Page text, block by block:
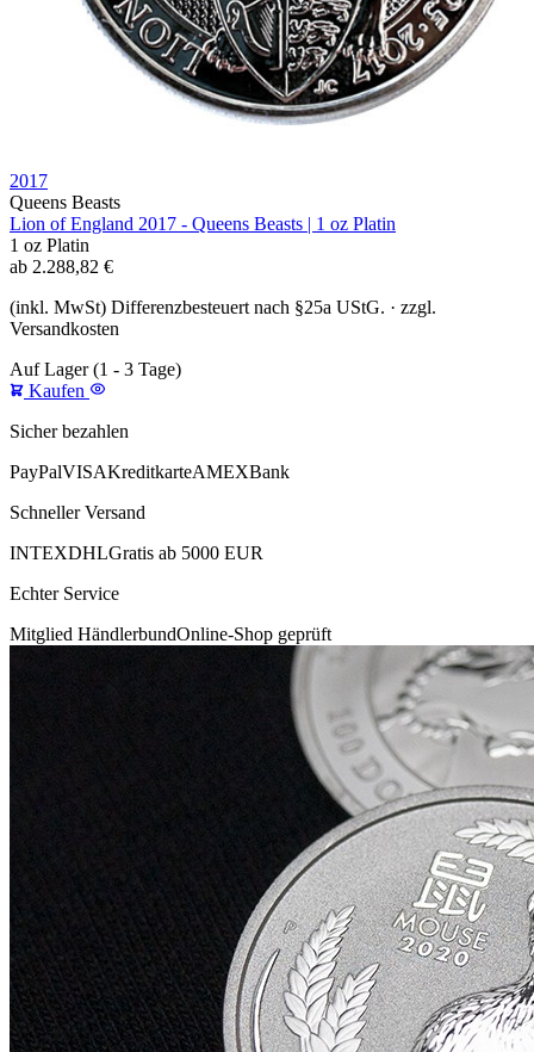
2017
Queens Beasts
Lion of England 2017 - Queens Beasts | 1 oz Platin
1 oz Platin
ab 2.288,82 €
(inkl. MwSt) Differenzbesteuert nach §25a UStG. · zzgl.
Versandkosten
Auf Lager (1 - 3 Tage)
Kaufen
Sicher bezahlen
PayPalVISAKreditkarteAMEXBank
Schneller Versand
INTEXDHLGratis ab 5000 EUR
Echter Service
Mitglied HändlerbundOnline-Shop geprüft